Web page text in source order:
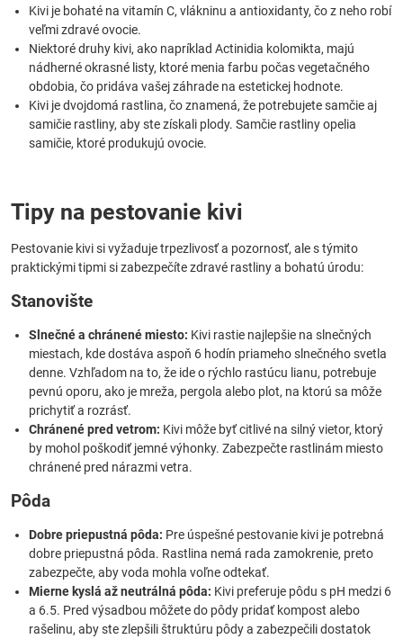
Kivi je bohaté na vitamín C, vlákninu a antioxidanty, čo z neho robí
veľmi zdravé ovocie.
Niektoré druhy kivi, ako napríklad Actinidia kolomikta, majú
nádherné okrasné listy, ktoré menia farbu počas vegetačného
obdobia, čo pridáva vašej záhrade na estetickej hodnote.
Kivi je dvojdomá rastlina, čo znamená, že potrebujete samčie aj
samičie rastliny, aby ste získali plody. Samčie rastliny opelia
samičie, ktoré produkujú ovocie.
Tipy na pestovanie kivi
Pestovanie kivi si vyžaduje trpezlivosť a pozornosť, ale s týmito
praktickými tipmi si zabezpečíte zdravé rastliny a bohatú úrodu:
Stanovište
Slnečné a chránené miesto: Kivi rastie najlepšie na slnečných
miestach, kde dostáva aspoň 6 hodín priameho slnečného svetla
denne. Vzhľadom na to, že ide o rýchlo rastúcu lianu, potrebuje
pevnú oporu, ako je mreža, pergola alebo plot, na ktorú sa môže
prichytiť a rozrásť.
Chránené pred vetrom: Kivi môže byť citlivé na silný vietor, ktorý
by mohol poškodiť jemné výhonky. Zabezpečte rastlinám miesto
chránené pred nárazmi vetra.
Pôda
Dobre priepustná pôda: Pre úspešné pestovanie kivi je potrebná
dobre priepustná pôda. Rastlina nemá rada zamokrenie, preto
zabezpečte, aby voda mohla voľne odtekať.
Mierne kyslá až neutrálná pôda: Kivi preferuje pôdu s pH medzi 6
a 6.5. Pred výsadbou môžete do pôdy pridať kompost alebo
rašelinu, aby ste zlepšili štruktúru pôdy a zabezpečili dostatok